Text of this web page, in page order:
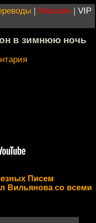
| Магазин | VIP
в зимнюю ночь
Писем
Вильянова со всеми